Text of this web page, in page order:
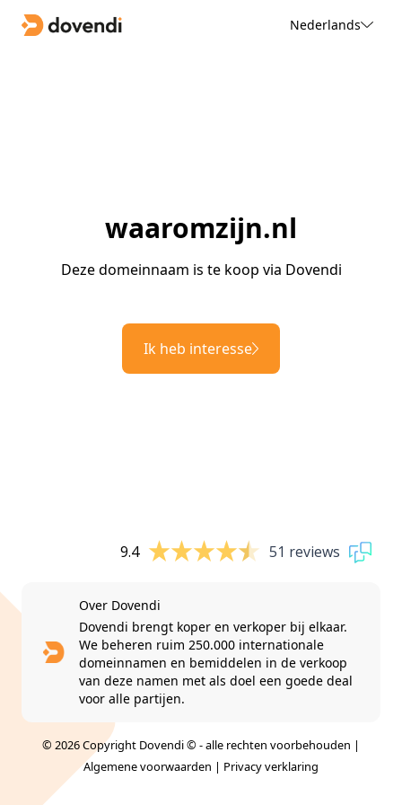
Nederlands
waaromzijn.nl
Deze domeinnaam is te koop via Dovendi
Ik heb interesse
9.4 51 reviews
Over Dovendi
Dovendi brengt koper en verkoper bij elkaar.
We beheren ruim 250.000 internationale
domeinnamen en bemiddelen in de verkoop
van deze namen met als doel een goede deal
voor alle partijen.
© 2026 Copyright Dovendi © - alle rechten voorbehouden |
Algemene voorwaarden | Privacy verklaring